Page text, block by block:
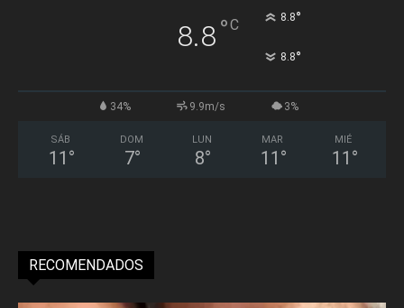
8.8°C 8.8°
8.8°
34% 9.9m/s 3%
SÁB
11 °
DOM
7°
LUN
8°
MAR
11 °
MIÉ
11 °
RECOMENDADOS